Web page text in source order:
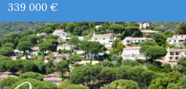
339 000 €